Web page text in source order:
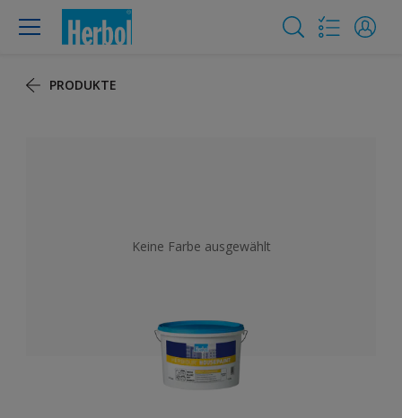
PRODUKTE
Keine Farbe ausgewählt